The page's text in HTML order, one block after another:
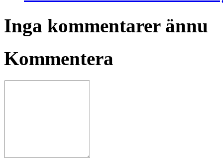
Inga kommentarer ännu
Kommentera